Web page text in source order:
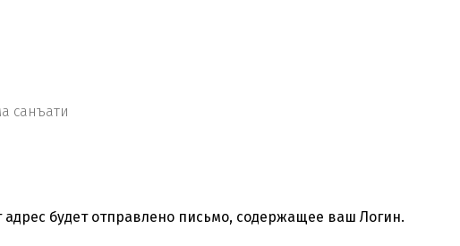
санъати
будет отправлено письмо, содержащее ваш Логин.